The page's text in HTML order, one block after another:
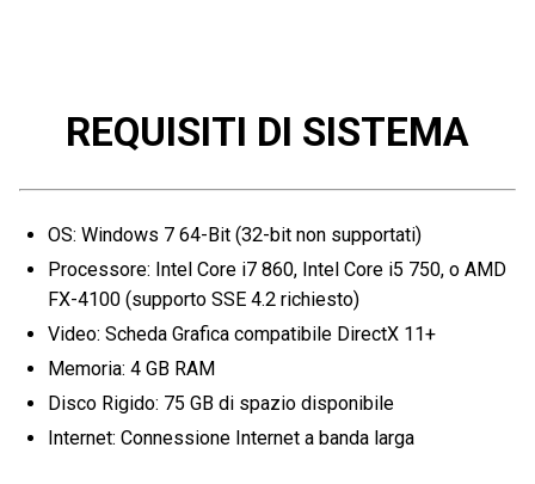
REQUISITI DI SISTEMA
OS: Windows 7 64-Bit (32-bit non supportati)
Processore: Intel Core i7 860, Intel Core i5 750, o AMD
FX-4100 (supporto SSE 4.2 richiesto)
Video: Scheda Grafica compatibile DirectX 11+
Memoria: 4 GB RAM
Disco Rigido: 75 GB di spazio disponibile
Internet: Connessione Internet a banda larga